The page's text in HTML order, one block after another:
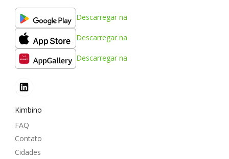
Descarregar na
Descarregar na
Descarregar na
Kimbino
FAQ
Contato
Cidades